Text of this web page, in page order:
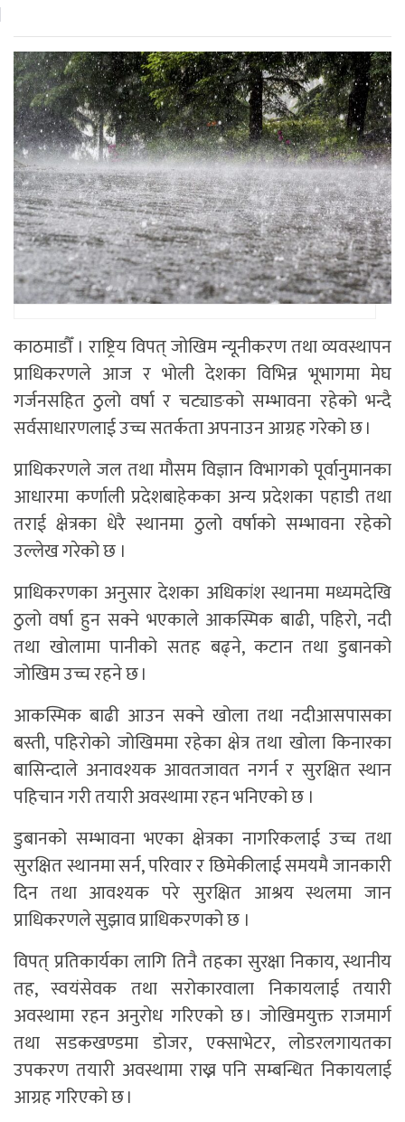
काठमाडौँ । राष्ट्रिय विपत् जोखिम न्यूनीकरण तथा व्यवस्थापन
प्राधिकरणले आज र भोली देशका विभिन्न भूभागमा मेघ
गर्जनसहित ठुलो वर्षा र चट्याङको सम्भावना रहेको भन्दै
सर्वसाधारणलाई उच्च सतर्कता अपनाउन आग्रह गरेको छ ।
प्राधिकरणले जल तथा मौसम विज्ञान विभागको पूर्वानुमानका
आधारमा कर्णाली प्रदेशबाहेकका अन्य प्रदेशका पहाडी तथा
तराई क्षेत्रका धेरै स्थानमा ठुलो वर्षाको सम्भावना रहेको
उल्लेख गरेको छ ।
प्राधिकरणका अनुसार देशका अधिकांश स्थानमा मध्यमदेखि
ठुलो वर्षा हुन सक्ने भएकाले आकस्मिक बाढी, पहिरो, नदी
तथा खोलामा पानीको सतह बढ्ने, कटान तथा डुबानको
जोखिम उच्च रहने छ ।
आकस्मिक बाढी आउन सक्ने खोला तथा नदीआसपासका
बस्ती, पहिरोको जोखिममा रहेका क्षेत्र तथा खोला किनारका
बासिन्दाले अनावश्यक आवतजावत नगर्न र सुरक्षित स्थान
पहिचान गरी तयारी अवस्थामा रहन भनिएको छ ।
डुबानको सम्भावना भएका क्षेत्रका नागरिकलाई उच्च तथा
सुरक्षित स्थानमा सर्न, परिवार र छिमेकीलाई समयमै जानकारी
दिन तथा आवश्यक परे सुरक्षित आश्रय स्थलमा जान
प्राधिकरणले सुझाव प्राधिकरणको छ ।
विपत् प्रतिकार्यका लागि तिनै तहका सुरक्षा निकाय, स्थानीय
तह, स्वयंसेवक तथा सरोकारवाला निकायलाई तयारी
अवस्थामा रहन अनुरोध गरिएको छ । जोखिमयुक्त राजमार्ग
तथा सडकखण्डमा डोजर, एक्साभेटर, लोडरलगायतका
उपकरण तयारी अवस्थामा राख्न पनि सम्बन्धित निकायलाई
आग्रह गरिएको छ ।